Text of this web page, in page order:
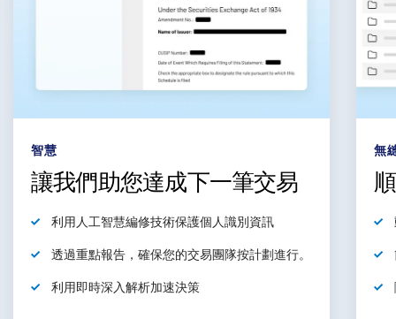
無縫
順利完成交易流程
動態 資料夾索引
簡化大量匯入/匯出和工作流程的問答
隨時隨地透過您的應用程式
安